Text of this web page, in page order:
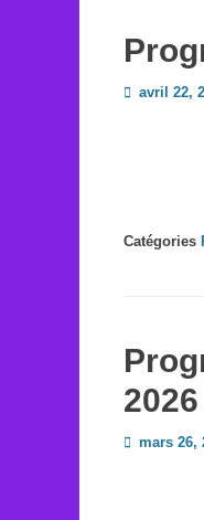
Posted
avril 22,
Catégories
2026
Posted
mars 26,